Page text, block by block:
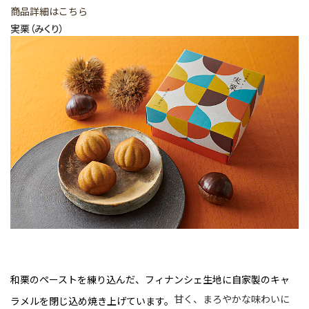
商品詳細はこちら
実栗（みくり）
和栗のペーストを練り込んだ、フィナンシェ生地に自家製のキャ
ラメルを閉じ込め焼き上げています。 甘く、まろやかな味わいに